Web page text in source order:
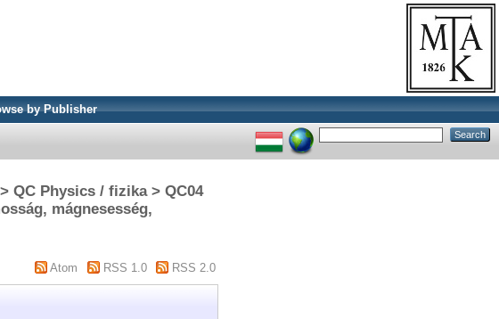
by Publisher
QC Physics / fizika > QC04
mágnesesség,
Atom RSS 1.0 RSS 2.0